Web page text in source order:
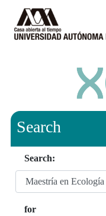
Search
Search:
for